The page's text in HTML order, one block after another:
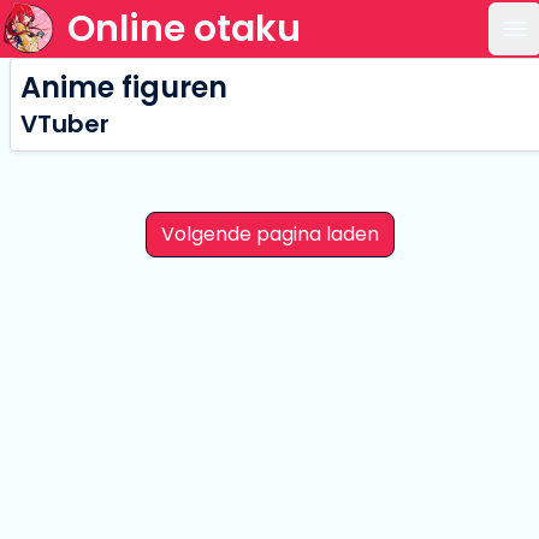
Online otaku
Anime figuren
VTuber
Volgende pagina laden